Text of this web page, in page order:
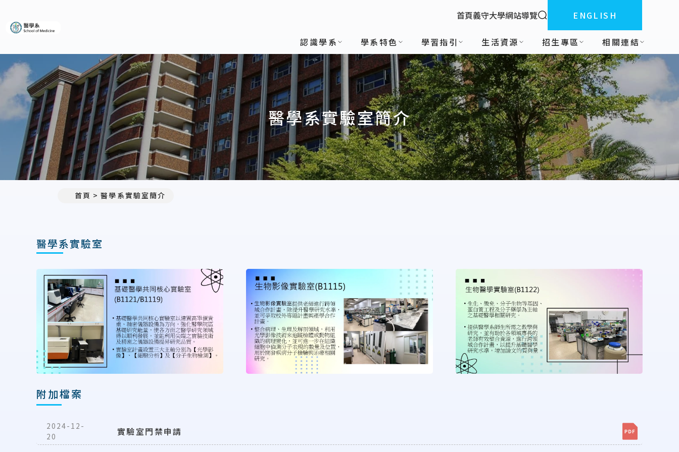
:::
首頁義守大學網站導覽 全站搜索ENGLISH
認識學系 學系特色 學習指引 生活資源 招生專區 相關連結
醫學系實驗室簡介
首頁 醫學系實驗室簡介
醫學系實驗室
附加檔案
2024-12-
20
實驗室門禁申請